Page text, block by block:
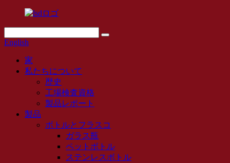
English
家
私たちについて
歴史
工場検査資格
製品レポート
製品
ボトルとフラスコ
ガラス瓶
ペットボトル
ステンレスボトル